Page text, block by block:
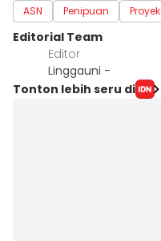
ASN Penipuan Proyek
Editorial Team
Editor
Linggauni -
Tonton lebih seru di